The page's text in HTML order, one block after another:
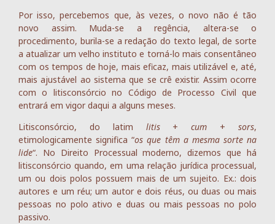
Por isso, percebemos que, às vezes, o novo não é tão
novo assim. Muda-se a regência, altera-se o
procedimento, burila-se a redação do texto legal, de sorte
a atualizar um velho instituto e torná-lo mais consentâneo
com os tempos de hoje, mais eficaz, mais utilizável e, até,
mais ajustável ao sistema que se crê existir. Assim ocorre
com o litisconsórcio no Código de Processo Civil que
entrará em vigor daqui a alguns meses.
Litisconsórcio, do latim litis+cum + sors,
etimologicamente significa “os que têm a mesma sorte na
lide“. No Direito Processual moderno, dizemos que há
litisconsórcio quando, em uma relação jurídica processual,
um ou dois polos possuem mais de um sujeito. Ex.: dois
autores e um réu; um autor e dois réus, ou duas ou mais
pessoas no polo ativo e duas ou mais pessoas no polo
passivo.